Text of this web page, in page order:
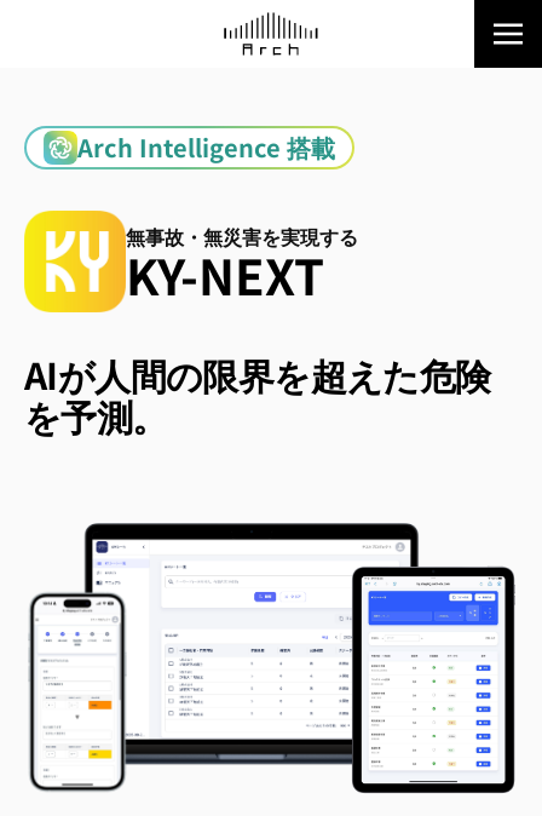
Arch Intelligence 搭載
無事故・無災害を実現する
KY-NEXT
AIが人間の限界を超えた危険
を予測。